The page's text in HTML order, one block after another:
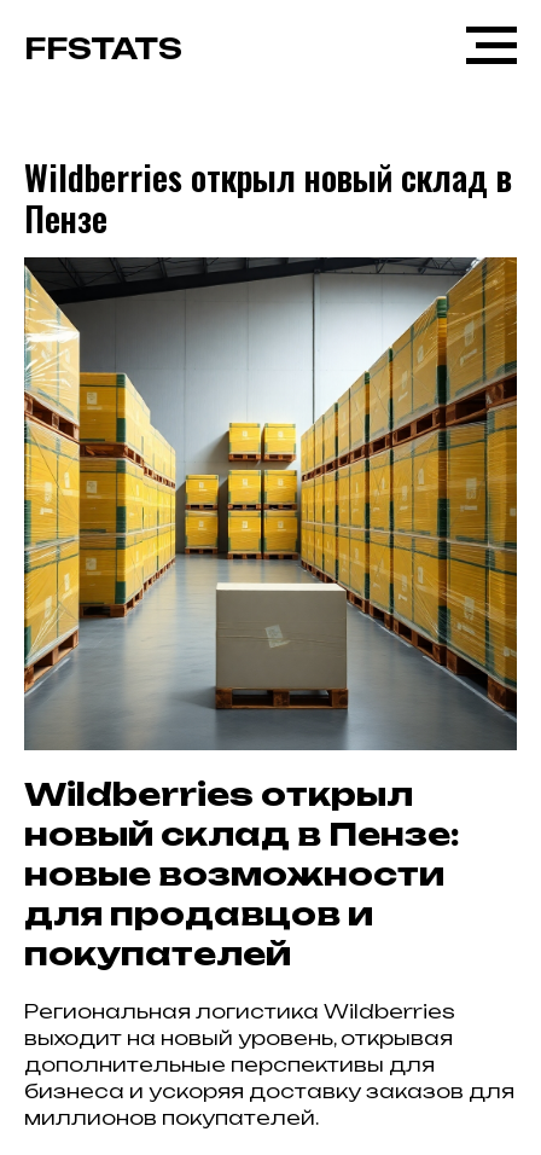
FFSTATS
Wildberries открыл новый склад в
Пензе
Wildberries открыл
новый склад в Пензе:
новые возможности
для продавцов и
покупателей
Региональная логистика Wildberries
выходит на новый уровень, открывая
дополнительные перспективы для
бизнеса и ускоряя доставку заказов для
миллионов покупателей.